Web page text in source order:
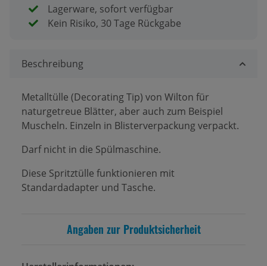
Lagerware, sofort verfügbar
Kein Risiko, 30 Tage Rückgabe
Beschreibung
Metalltülle (Decorating Tip) von Wilton für
naturgetreue Blätter, aber auch zum Beispiel
Muscheln. Einzeln in Blisterverpackung verpackt.
Darf nicht in die Spülmaschine.
Diese Spritztülle funktionieren mit
Standardadapter und Tasche.
Angaben zur Produktsicherheit